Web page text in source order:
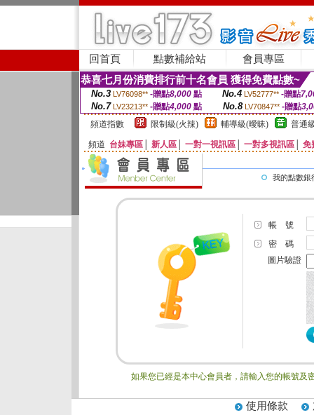
回首頁 點數補給站 會員專區
恭喜七月份消費排行前十名會員 獲得免費點數~
No.3 LV76098** -贈點8,000點 No.4 LV52777** -贈點
No.7 LV23213** -贈點4,000 點 No.8 LV70847** -贈點
頻道指數
限制級(火辣) 輔導級(曖昧) 普通
頻道 台妹專區 新人區 一對一視訊區 一對多視訊區 免
我的點數銀
帳 號
密 碼
圖片驗證
如果您已經是本中心會員者，請輸入您的帳號及
使用條款